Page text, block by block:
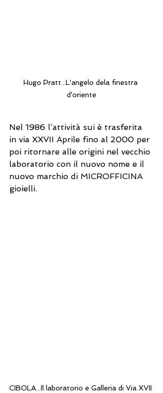
Hugo Pratt...L'angelo dela finestra
d'oriente
Nel 1986 l’attività sui è trasferita
in via XXVII Aprile fino al 2000 per
poi ritornare alle origini nel vecchio
laboratorio con il nuovo nome e il
nuovo marchio di MICROFFICINA
gioielli.
CIBOLA...Il laboratorio e Galleria di Via XVII